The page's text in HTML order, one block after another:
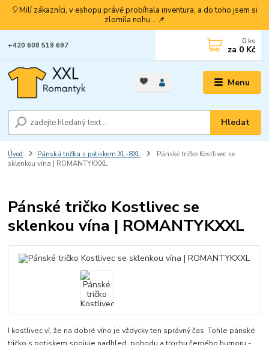
🎈Milí zákazníci, v eshopu právě probíhala inventura, a do toho jsem si
zlomila nohu... 📌
Menu
Hledat
+420 608 519 697 0 ks
za 0 Kč
Úvod Pánská trička s potiskem XL-8XL
Pánské tričko Kostlivec se
sklenkou vína | ROMANTYKXXL
Pánské tričko Kostlivec se
sklenkou vína | ROMANTYKXXL
I kostlivec ví, že na dobré víno je vždycky ten správný čas. Tohle pánské